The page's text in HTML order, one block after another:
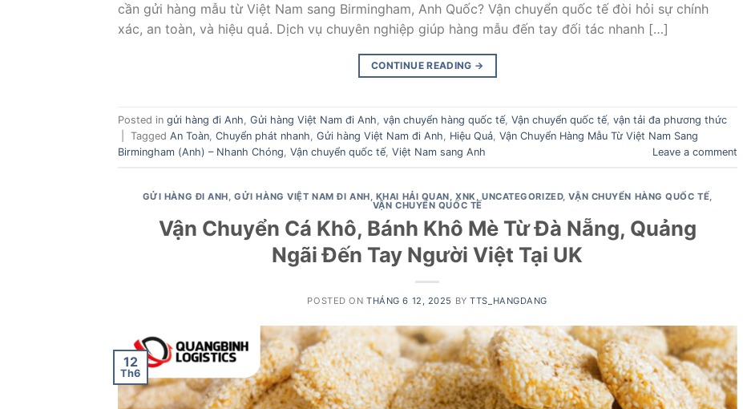
cần gửi hàng mẫu từ Việt Nam sang Birmingham, Anh Quốc? Vận chuyển quốc tế đòi hỏi sự chính
xác, an toàn, và hiệu quả. Dịch vụ chuyên nghiệp giúp hàng mẫu đến tay đối tác nhanh […]
CONTINUE READING →
Posted in gửi hàng đi Anh, Gửi hàng Việt Nam đi Anh, vận chuyển hàng quốc tế, Vận chuyển quốc tế, vận tải đa phương thức
Tagged An Toàn, Chuyển phát nhanh, Gửi hàng Việt Nam đi Anh, Hiệu Quả, Vận Chuyển Hàng Mẫu Từ Việt Nam Sang
Birmingham (Anh) – Nhanh Chóng, Vận chuyển quốc tế, Việt Nam sang Anh Leave a comment
GỬI HÀNG ĐI ANH,GỬI HÀNG VIỆT NAM ĐI ANH, KHAI HẢI QUAN, XNK, UNCATEGORIZED,VẬN CHUYỂN HÀNG QUỐC TẾ,
VẬN CHUYỂN QUỐC TẾ
Vận Chuyển Cá Khô, Bánh Khô Mè Từ Đà Nẵng, Quảng
Ngãi Đến Tay Người Việt Tại UK
POSTED ONTHÁNG 6 12, 2025 BYTTS_HANGDANG
12
Th6